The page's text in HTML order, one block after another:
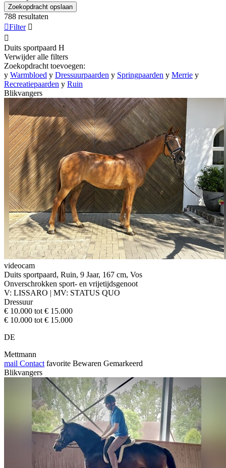
Zoekopdracht opslaan
788 resultaten
Filter 

Duits sportpaard H
Verwijder alle filters
Zoekopdracht toevoegen:
y Warmbloed y Dressuurpaarden y Springpaarden y Merrie y
Recreatiepaarden y Ruin
Blikvangers
videocam
Duits sportpaard, Ruin, 9 Jaar, 167 cm, Vos
Onverschrokken sport- en vrijetijdsgenoot
V: LISSARO | MV: STATUS QUO
Dressuur
€ 10.000 tot € 15.000
€ 10.000 tot € 15.000
DE
Mettmann
mail Contact favorite Bewaren Gemarkeerd
Blikvangers